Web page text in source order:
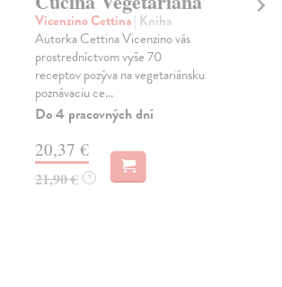
Vicenzino Cettina| Kniha
Autorka Cettina Vicenzino vás
prostredníctvom vyše 70
receptov pozýva na vegetariánsku
poznávaciu ce...
Do 4 pracovných dní
20,37 €
21,90 € ?